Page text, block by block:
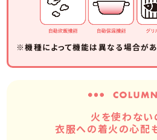
※機種によって機能は異なる場合があ
火を使わない
衣服への着火の心配